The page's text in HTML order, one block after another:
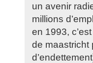
un avenir
millions
en 1993,
de maastricht